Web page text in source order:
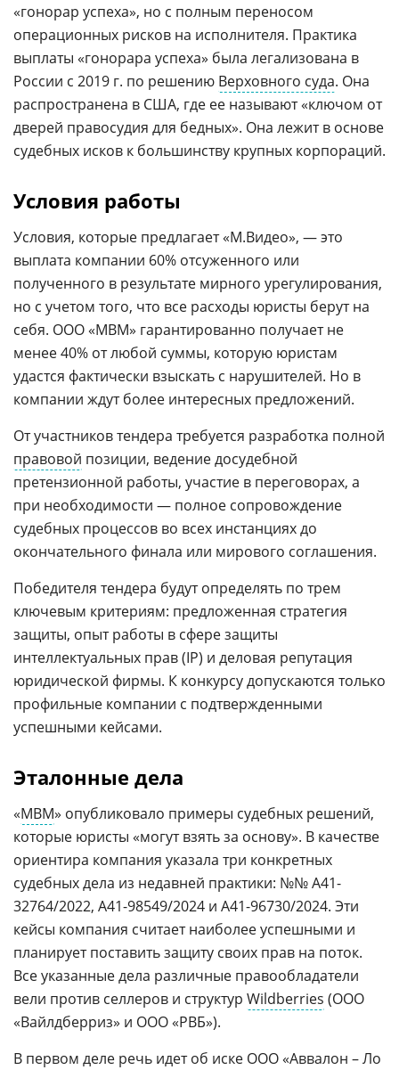
«гонорар успеха», но с полным переносом
операционных рисков на исполнителя. Практика
выплаты «гонорара успеха» была легализована в
России с 2019 г. по решению Верховного суда. Она
распространена в США, где ее называют «ключом от
дверей правосудия для бедных». Она лежит в основе
судебных исков к большинству крупных корпораций.
Условия работы
Условия, которые предлагает «М.Видео», — это
выплата компании 60% отсуженного или
полученного в результате мирного урегулирования,
но с учетом того, что все расходы юристы берут на
себя. ООО «МВМ» гарантированно получает не
менее 40% от любой суммы, которую юристам
удастся фактически взыскать с нарушителей. Но в
компании ждут более интересных предложений.
От участников тендера требуется разработка полной
правовой позиции, ведение досудебной
претензионной работы, участие в переговорах, а
при необходимости — полное сопровождение
судебных процессов во всех инстанциях до
окончательного финала или мирового соглашения.
Победителя тендера будут определять по трем
ключевым критериям: предложенная стратегия
защиты, опыт работы в сфере защиты
интеллектуальных прав (IP) и деловая репутация
юридической фирмы. К конкурсу допускаются только
профильные компании с подтвержденными
успешными кейсами.
Эталонные дела
«МВМ» опубликовало примеры судебных решений,
которые юристы «могут взять за основу». В качестве
ориентира компания указала три конкретных
судебных дела из недавней практики: №№ А41-
32764/2022, А41-98549/2024 и А41-96730/2024. Эти
кейсы компания считает наиболее успешными и
планирует поставить защиту своих прав на поток.
Все указанные дела различные правообладатели
вели против селлеров и структур Wildberries (ООО
«Вайлдберриз» и ООО «РВБ»).
В первом деле речь идет об иске ООО «Аввалон – Ло